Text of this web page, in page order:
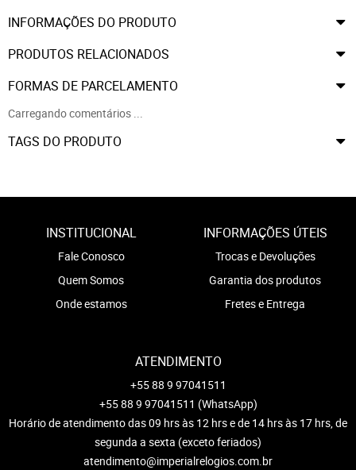
INFORMAÇÕES DO PRODUTO
PRODUTOS RELACIONADOS
FORMAS DE PARCELAMENTO
Carregando comentários ...
TAGS DO PRODUTO
INSTITUCIONAL
Fale Conosco
Quem Somos
Onde estamos
INFORMAÇÕES ÚTEIS
Trocas e Devoluções
Garantia dos produtos
Fretes e Entrega
ATENDIMENTO
+55 88 9 97041511
+55 88 9 97041511 (WhatsApp)
Horário de atendimento das 09 hrs às 12 hrs e de 14 hrs às 17 hrs, de
segunda a sexta (exceto feriados)
atendimento@imperialrelogios.com.br